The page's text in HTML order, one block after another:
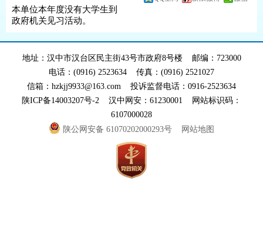
本单位本年度没有大学生到
政府机关见习活动。
地址：汉中市汉台区民主街43号市政府8号楼 邮编：723000
电话：(0916) 2523634 传真：(0916) 2521027
信箱：hzkjj9933@163.com 投诉监督电话：0916-2523634
陕ICP备14003207号-2 汉中网安：61230001 网站标识码：
6107000028
陕公网安备 61070202000293号
网站地图